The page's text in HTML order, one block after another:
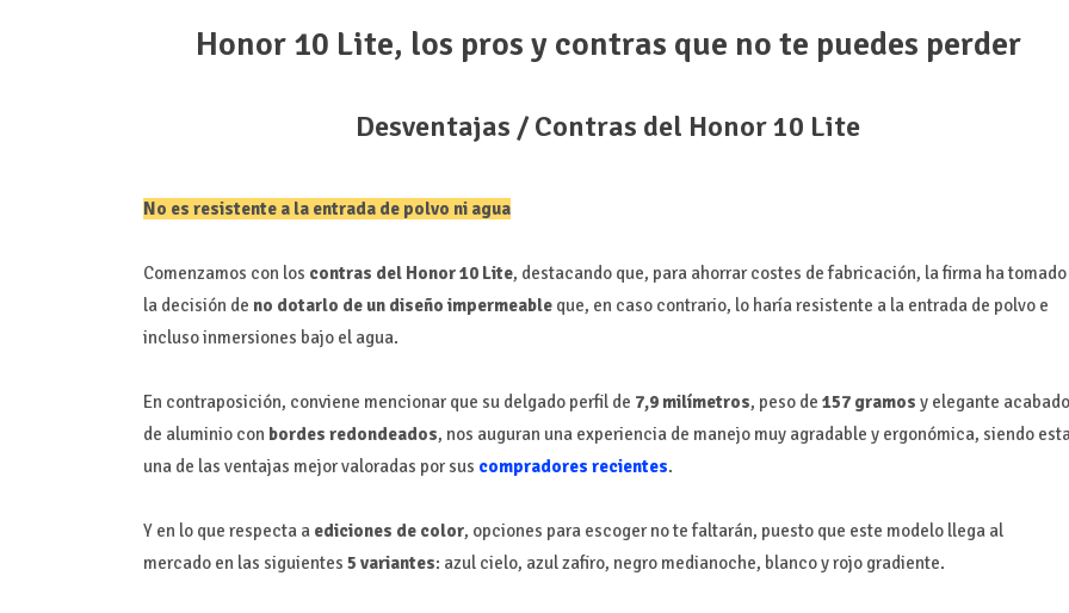
Honor 10 Lite, los pros y contras que no te puedes perder
Desventajas / Contras del Honor 10 Lite
No es resistente a la entrada de polvo ni agua
Comenzamos con los contras del Honor 10 Lite, destacando que, para ahorrar costes de fabricación, la firma ha tomado
la decisión de no dotarlo de un diseño impermeableque, en caso contrario, lo haría resistente a la entrada de polvo e
incluso inmersiones bajo el agua.
En contraposición, conviene mencionar que su delgado perfil de 7,9 milímetros, peso de 157 gramos y elegante acabado
de aluminio con bordes redondeados, nos auguran una experiencia de manejo muy agradable y ergonómica, siendo
una de las ventajas mejor valoradas por sus compradores recientes.
Y en lo que respecta a ediciones de color, opciones para escoger no te faltarán, puesto que este modelo llega al
mercado en las siguientes 5 variantes: azul cielo, azul zafiro, negro medianoche, blanco y rojo gradiente.